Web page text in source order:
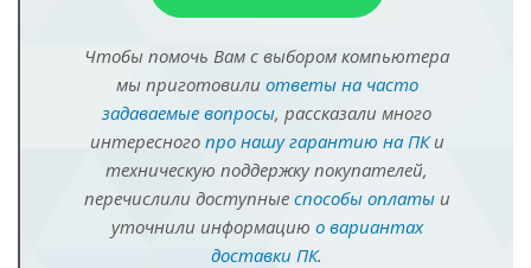
Чтобы помочь Вам с выбором компьютера
мы приготовили ответы на часто
задаваемые вопросы, рассказали много
интересного про нашу гарантию на ПКи
техническую поддержку покупателей,
перечислили доступные способы оплатыи
уточнили информацию о вариантах
доставки ПК.